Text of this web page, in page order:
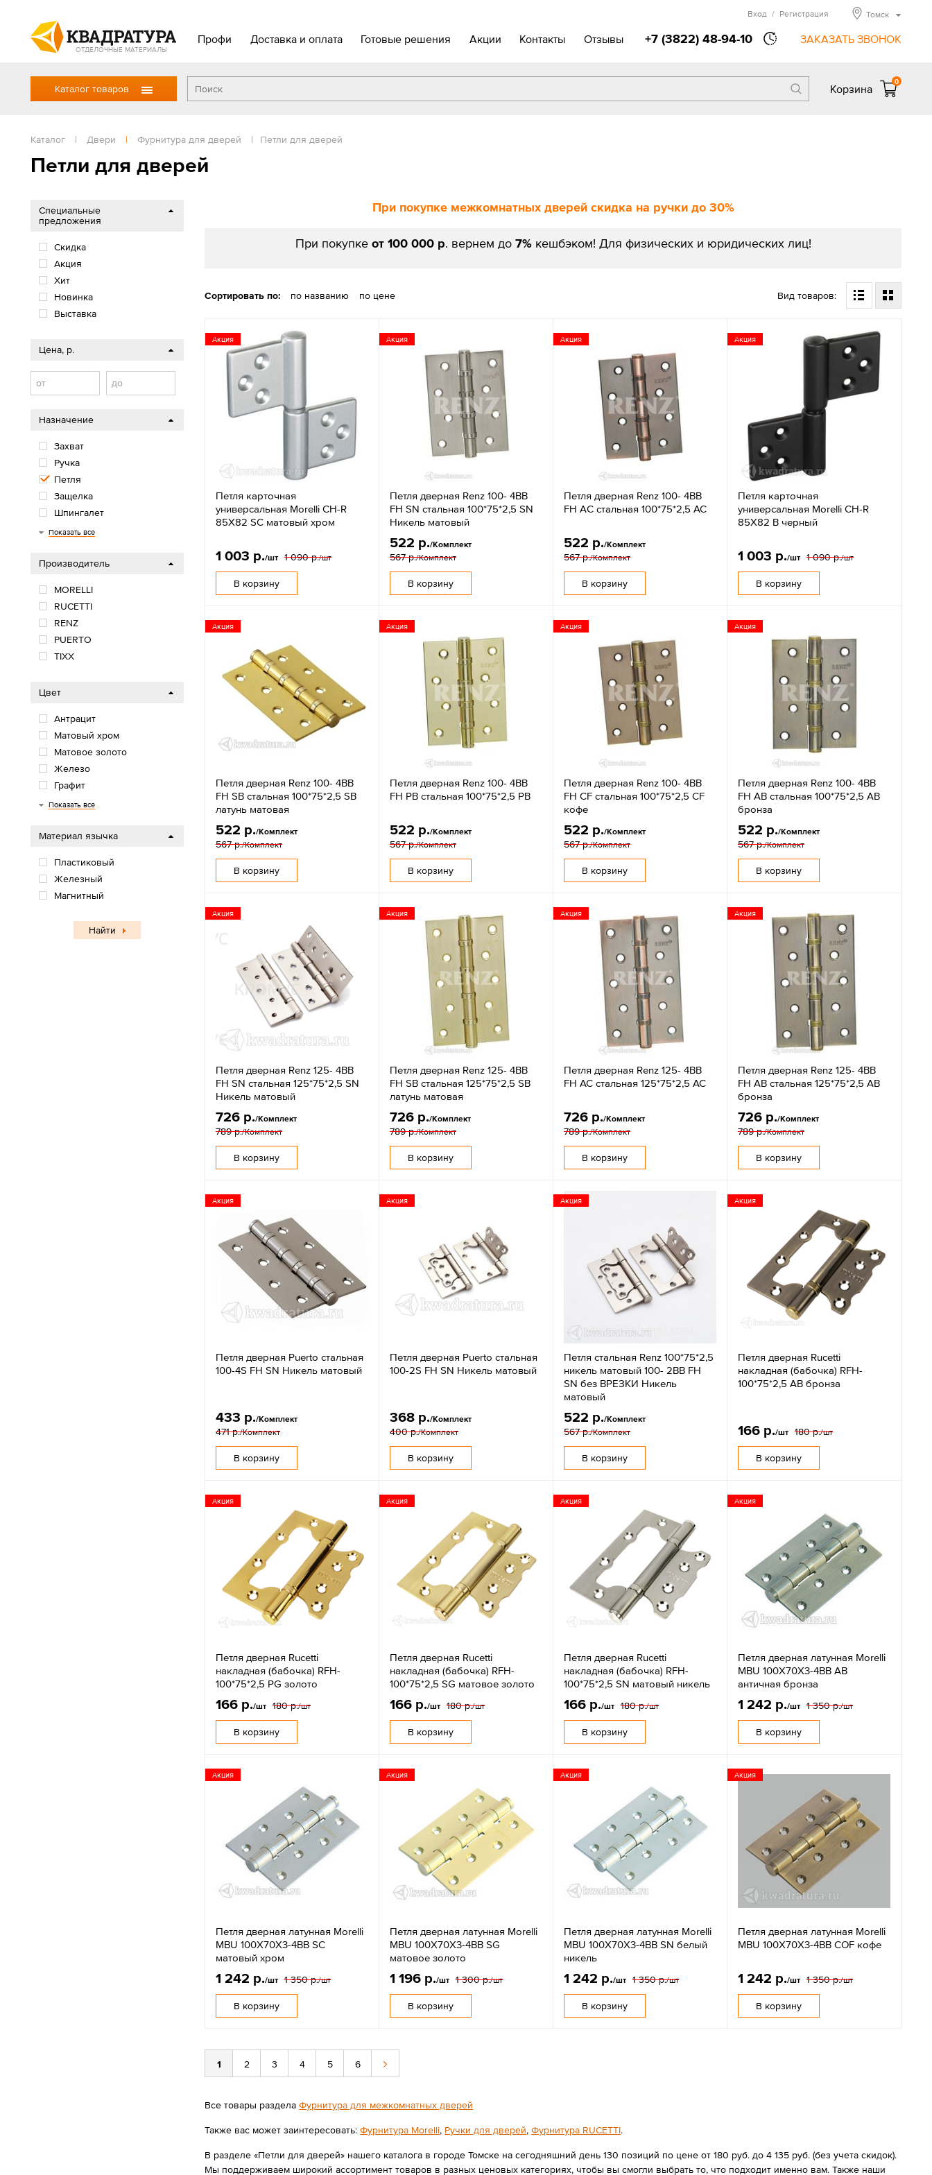
ОТДЕЛОЧНЫЕ МАТЕРИАЛЫ
Профи Доставка и оплата Готовые решения Акции Контакты Отзывы +7 (3822) 48-94-10 ЗАКАЗАТЬ ЗВОНОК
Вход / Регистрация Томск
Каталог товаров Корзина
0
Каталог | Двери | Фурнитура для дверей | Петли для дверей
Петли для дверей
При покупке межкомнатных дверей скидка на ручки до 30%
При покупке от 100 000 р. вернем до 7% кешбэком! Для физических и юридических лиц!
Сортировать по: по названию по цене Вид товаров:
Акция
Петля карточная
универсальная Morelli CH-R
85X82 SC матовый хром
1 003 р./шт 1 090 р./шт
В корзину
Акция
Петля дверная Renz 100- 4BB
FH SN стальная 100*75*2,5 SN
Никель матовый
522 р./Комплект
567 р./Комплект
В корзину
Акция
Петля дверная Renz 100- 4BB
FH AС стальная 100*75*2,5 AC
522 р./Комплект
567 р./Комплект
В корзину
Акция
Петля карточная
универсальная Morelli CH-R
85X82 B черный
1 003 р./шт 1 090 р./шт
В корзину
Акция
Петля дверная Renz 100- 4BB
FH SB стальная 100*75*2,5 SB
латунь матовая
522 р./Комплект
567 р./Комплект
В корзину
Акция
Петля дверная Renz 100- 4BB
FH PB стальная 100*75*2,5 PB
522 р./Комплект
567 р./Комплект
В корзину
Акция
Петля дверная Renz 100- 4BB
FH CF стальная 100*75*2,5 CF
кофе
522 р./Комплект
567 р./Комплект
В корзину
Акция
Петля дверная Renz 100- 4BB
FH AB стальная 100*75*2,5 AB
бронза
522 р./Комплект
567 р./Комплект
В корзину
Акция
Петля дверная Renz 125- 4BB
FH SN стальная 125*75*2,5 SN
Никель матовый
726 р./Комплект
789 р./Комплект
В корзину
Акция
Петля дверная Renz 125- 4BB
FH SB стальная 125*75*2,5 SB
латунь матовая
726 р./Комплект
789 р./Комплект
В корзину
Акция
Петля дверная Renz 125- 4BB
FH AC стальная 125*75*2,5 AC
726 р./Комплект
789 р./Комплект
В корзину
Акция
Петля дверная Renz 125- 4BB
FH AB стальная 125*75*2,5 AB
бронза
726 р./Комплект
789 р./Комплект
В корзину
Акция
Петля дверная Puerto стальная
100-4S FH SN Никель матовый
433 р./Комплект
471 р./Комплект
В корзину
Акция
Петля дверная Puerto стальная
100-2S FH SN Никель матовый
368 р./Комплект
400 р./Комплект
В корзину
Акция
Петля стальная Renz 100*75*2,5
никель матовый 100- 2BB FH
SN без ВРЕЗКИ Никель
матовый
522 р./Комплект
567 р./Комплект
В корзину
Акция
Петля дверная Rucetti
накладная (бабочка) RFH-
100*75*2,5 AB бронза
166 р./шт 180 р./шт
В корзину
Акция
Петля дверная Rucetti
накладная (бабочка) RFH-
100*75*2,5 PG золото
166 р./шт 180 р./шт
В корзину
Акция
Петля дверная Rucetti
накладная (бабочка) RFH-
100*75*2,5 SG матовое золото
166 р./шт 180 р./шт
В корзину
Акция
Петля дверная Rucetti
накладная (бабочка) RFH-
100*75*2,5 SN матовый никель
166 р./шт 180 р./шт
В корзину
Акция
Петля дверная латунная Morelli
MBU 100X70X3-4BB AB
античная бронза
1 242 р./шт 1 350 р./шт
В корзину
Акция
Петля дверная латунная Morelli
MBU 100X70X3-4BB SC
матовый хром
1 242 р./шт 1 350 р./шт
В корзину
Акция
Петля дверная латунная Morelli
MBU 100X70X3-4BB SG
матовое золото
1 196 р./шт 1 300 р./шт
В корзину
Акция
Петля дверная латунная Morelli
MBU 100X70X3-4BB SN белый
никель
1 242 р./шт 1 350 р./шт
В корзину
Акция
Петля дверная латунная Morelli
MBU 100X70X3-4BB COF кофе
1 242 р./шт 1 350 р./шт
В корзину
1 2 3 4 5 6
Все товары разделаФурнитура для межкомнатных дверей
Также вас может заинтересовать:Фурнитура Morelli, Ручки для дверей,Фурнитура RUCETTI.
В разделе «Петли для дверей» нашего каталога в городе Томске на сегодняшний день 130 позиций по цене от 180 руб. до 4 135 руб. (без учета скидок).
Мы поддерживаем широкий ассортимент товаров в разных ценовых категориях, чтобы вы смогли выбрать то, что подходит именно вам. Также наши
Специальные
предложения
Скидка
Акция
Хит
Новинка
Выставка
Цена, р.
от до
Назначение
Захват
Ручка
Петля
Защелка
Шпингалет
Планка
Замок
Завертка
Задвижка
Направляющая
Накладка
Ригель
Цилиндр
Ограничитель
Ручка для раздвижных
дверей
Ручка с механизмом
Комплект роликов
Показать все
Производитель
MORELLI
RUCETTI
RENZ
PUERTO
TIXX
Цвет
Антрацит
Матовый хром
Матовое золото
Железо
Графит
Античная бронза
Черный
Серый
Белый
Золото
Никель
Бронза
Хром
Медь
Кофе
Серебро
Латунь
Никель/хром
Показать все
Материал язычка
Пластиковый
Железный
Магнитный
Найти